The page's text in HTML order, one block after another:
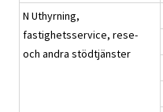
N Uthyrning,
fastighetsservice, rese-
och andra stödtjänster